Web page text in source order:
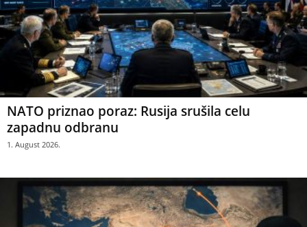
NATO priznao poraz: Rusija srušila celu
zapadnu odbranu
1. August 2026.